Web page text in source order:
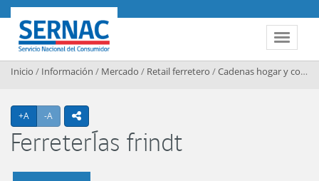
Contenido principal
Toggle
SERNAC
Inicio / Información / Mercado / Retail ferretero /Cadenas hogar y construccion
+A Agrandar texto
-A Achicar textoicono compartir
FerreterÍas frindt